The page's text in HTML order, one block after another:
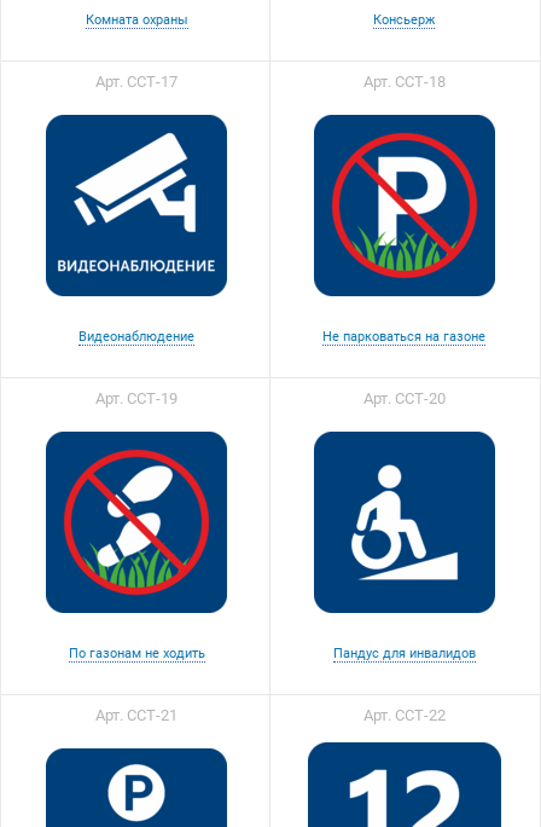
Комната охраны Консьерж
Арт. ССТ-17
Видеонаблюдение
Арт. ССТ-18
Не парковаться на газоне
Арт. ССТ-19
По газонам не ходить
Арт. ССТ-20
Пандус для инвалидов
Арт. ССТ-21 Арт. ССТ-22